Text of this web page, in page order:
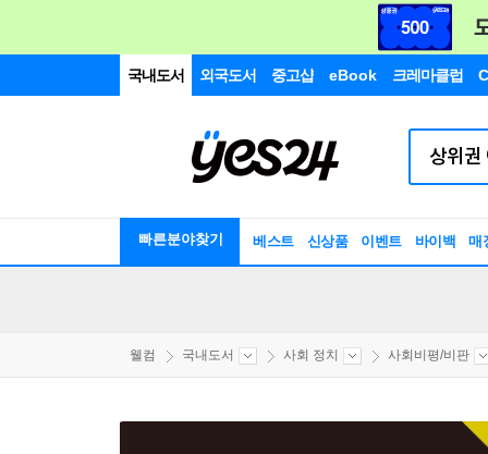
국내도서 외국도서 중고샵 eBook 크레마클럽
빠른분야찾기 베스트 신상품 이벤트 바이백 매
웰컴 국내도서 사회 정치 사회비평/비판